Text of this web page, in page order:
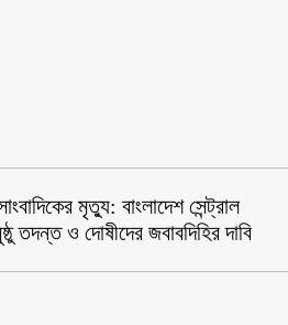
মৃত্যু: বাংলাদেশ সেন্ট্রাল
তদন্ত ও দোষীদের জবাবদিহির দাবি